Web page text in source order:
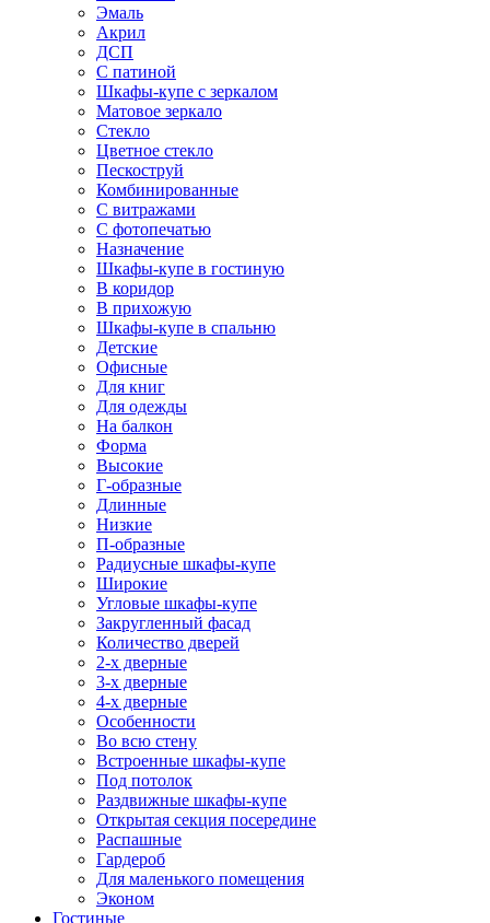
Эмаль
Акрил
ДСП
С патиной
Шкафы-купе с зеркалом
Матовое зеркало
Стекло
Цветное стекло
Пескоструй
Комбинированные
С витражами
С фотопечатью
Назначение
Шкафы-купе в гостиную
В коридор
В прихожую
Шкафы-купе в спальню
Детские
Офисные
Для книг
Для одежды
На балкон
Форма
Высокие
Г-образные
Длинные
Низкие
П-образные
Радиусные шкафы-купе
Широкие
Угловые шкафы-купе
Закругленный фасад
Количество дверей
2-х дверные
3-х дверные
4-х дверные
Особенности
Во всю стену
Встроенные шкафы-купе
Под потолок
Раздвижные шкафы-купе
Открытая секция посередине
Распашные
Гардероб
Для маленького помещения
Эконом
Гостиные